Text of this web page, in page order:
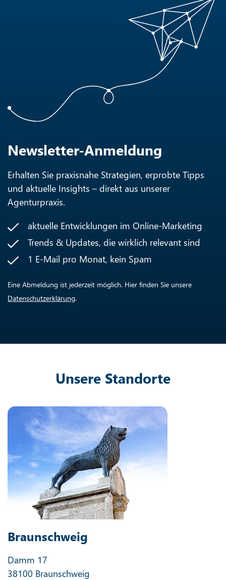
Newsletter-Anmeldung
Erhalten Sie praxisnahe Strategien, erprobte Tipps
und aktuelle Insights – direkt aus unserer
Agenturpraxis.
aktuelle Entwicklungen im Online-Marketing
Trends & Updates, die wirklich relevant sind
1 E-Mail pro Monat, kein Spam
Eine Abmeldung ist jederzeit möglich. Hier finden Sie unsere
Datenschutzerklärung.
Unsere Standorte
Braunschweig
Damm 17
38100 Braunschweig